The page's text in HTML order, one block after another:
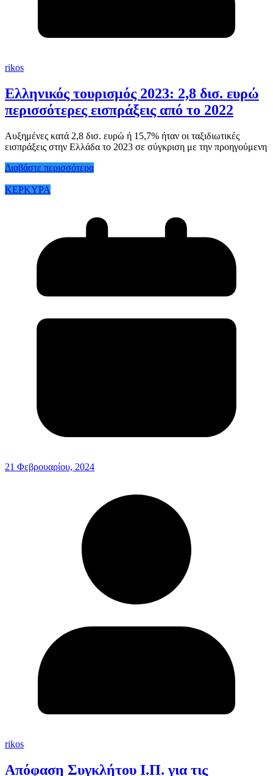
rikos
Ελληνικός τουρισμός 2023: 2,8 δισ. ευρώ
περισσότερες εισπράξεις από το 2022
Αυξημένες κατά 2,8 δισ. ευρώ ή 15,7% ήταν οι ταξιδιωτικές
εισπράξεις στην Ελλάδα το 2023 σε σύγκριση με την προηγούμενη
Διαβάστε περισσότερα
ΚΕΡΚΥΡΑ
21 Φεβρουαρίου, 2024
rikos
Απόφαση Συγκλήτου Ι.Π. για τις